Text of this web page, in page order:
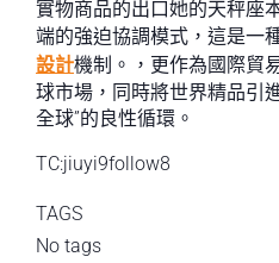
實物商品的出口她的天秤座
端的強迫協調模式，這是一
設計機制。，更作為國際貿
球市場，同時將世界精品引
全球”的良性循環。
TC:jiuyi9follow8
TAGS
No tags